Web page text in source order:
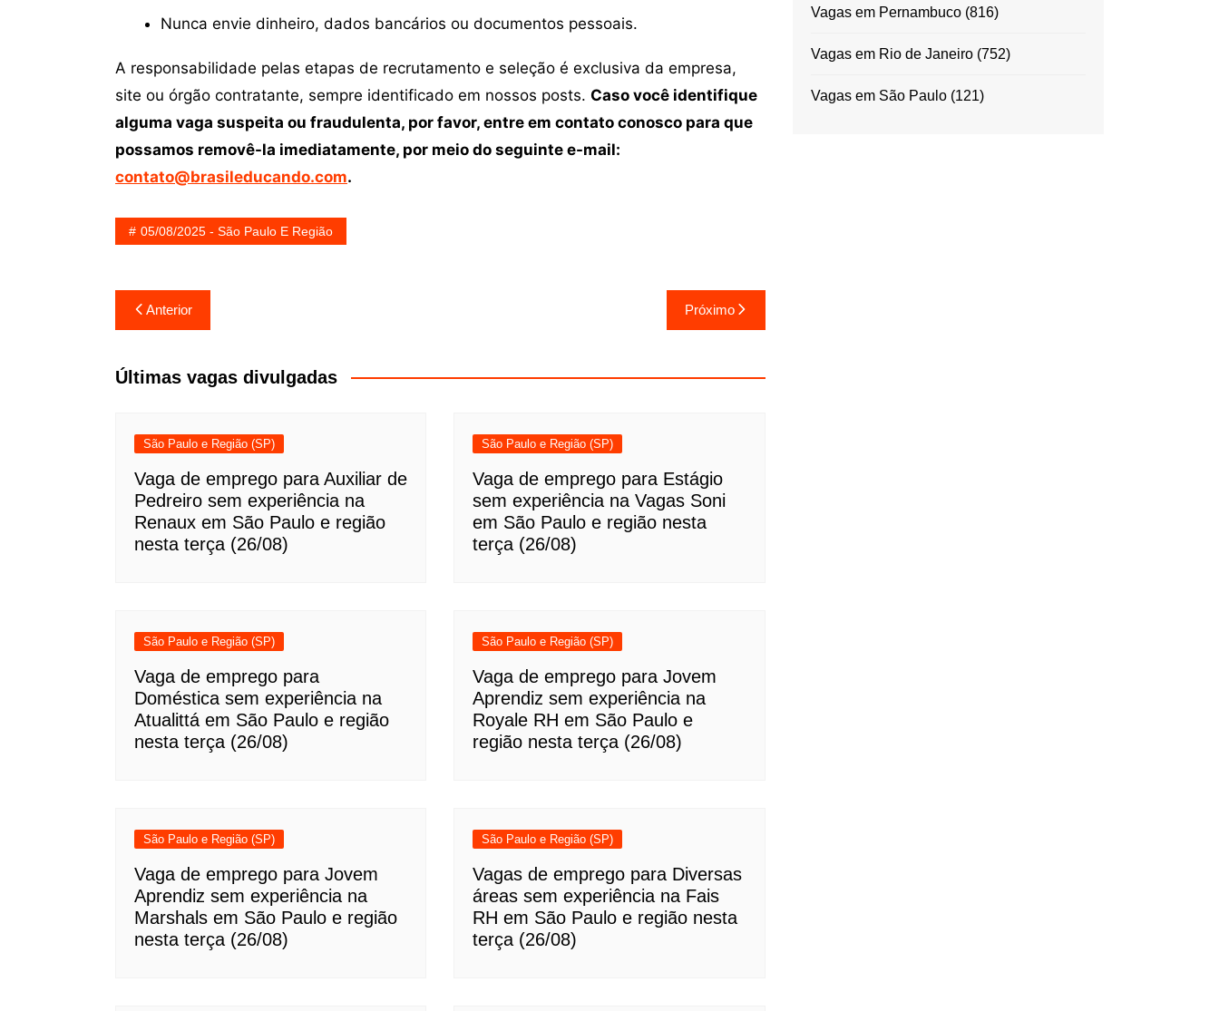
Nunca envie dinheiro, dados bancários ou documentos pessoais.
A responsabilidade pelas etapas de recrutamento e seleção é exclusiva da empresa,
site ou órgão contratante, sempre identificado em nossos posts. Caso você identifique
alguma vaga suspeita ou fraudulenta, por favor, entre em contato conosco para que
possamos removê-la imediatamente, por meio do seguinte e-mail:
contato@brasileducando.com.
05/08/2025 - São Paulo E Região
Navegação
de
Post
Anterior Próximo
Últimas vagas divulgadas
São Paulo e Região (SP)
Vaga de emprego para Auxiliar de
Pedreiro sem experiência na
Renaux em São Paulo e região
nesta terça (26/08)
São Paulo e Região (SP)
Vaga de emprego para Estágio
sem experiência na Vagas Soni
em São Paulo e região nesta
terça (26/08)
São Paulo e Região (SP)
Vaga de emprego para
Doméstica sem experiência na
Atualittá em São Paulo e região
nesta terça (26/08)
São Paulo e Região (SP)
Vaga de emprego para Jovem
Aprendiz sem experiência na
Royale RH em São Paulo e
região nesta terça (26/08)
São Paulo e Região (SP)
Vaga de emprego para Jovem
Aprendiz sem experiência na
Marshals em São Paulo e região
nesta terça (26/08)
São Paulo e Região (SP)
Vagas de emprego para Diversas
áreas sem experiência na Fais
RH em São Paulo e região nesta
terça (26/08)
Vagas em Pernambuco(816)
Vagas em Rio de Janeiro(752)
Vagas em São Paulo(121)